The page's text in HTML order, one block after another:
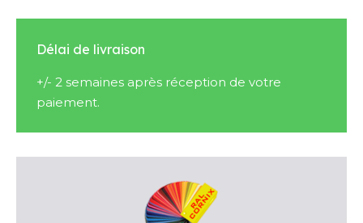
Délai de livraison
+/- 2 semaines après réception de votre
paiement.